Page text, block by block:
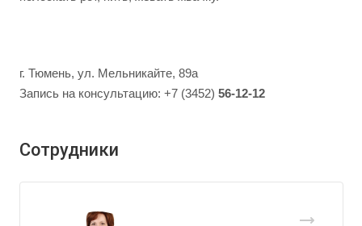
г. Тюмень, ул. Мельникайте, 89а
Запись на консультацию: +7 (3452) 56-12-12
Сотрудники